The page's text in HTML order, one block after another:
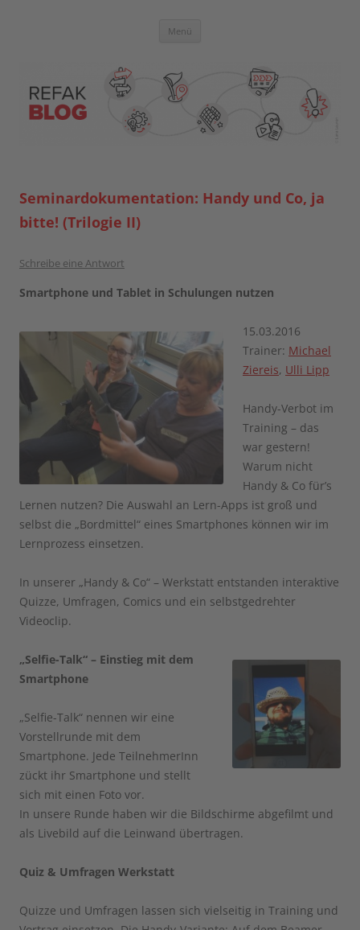
Blog der Referent:innen Akademie
Menü
Seminardokumentation: Handy und Co, ja
bitte! (Trilogie II)
Schreibe eine Antwort
Smartphone und Tablet in Schulungen nutzen
15.03.2016
Trainer: Michael
Ziereis, Ulli Lipp
Handy-Verbot im
Training – das
war gestern!
Warum nicht
Handy & Co für’s
Lernen nutzen? Die Auswahl an Lern-Apps ist groß und
selbst die „Bordmittel“ eines Smartphones können wir im
Lernprozess einsetzen.
In unserer „Handy & Co“ – Werkstatt entstanden interaktive
Quizze, Umfragen, Comics und ein selbstgedrehter
Videoclip.
„Selfie-Talk“ – Einstieg mit dem
Smartphone
„Selfie-Talk“ nennen wir eine
Vorstellrunde mit dem
Smartphone. Jede TeilnehmerInn
zückt ihr Smartphone und stellt
sich mit einen Foto vor.
In unsere Runde haben wir die Bildschirme abgefilmt und
als Livebild auf die Leinwand übertragen.
Quiz & Umfragen Werkstatt
Quizze und Umfragen lassen sich vielseitig in Training und